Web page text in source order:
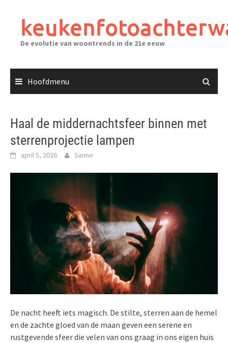
inhoudDe evolutie van woontrends in de 21e eeuw
Hoofdmenu
Haal de middernachtsfeer binnen met
sterrenprojectie lampen
april 5, 2026 Sanne
De nacht heeft iets magisch. De stilte, sterren aan de hemel
en de zachte gloed van de maan geven een serene en
rustgevende sfeer die velen van ons graag in ons eigen huis